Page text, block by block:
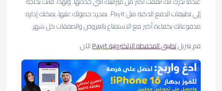
إلى تطبيقات الدفع الذكية مثل Payit. بمجرد حصولك عليها، يمكنك إدارة
مدفوعاتك بكفاءة أكبر مع الاستمتاع بالعروض والصفقات كل شهر.
قم بتنزيلتطبيق المحفظة الإلكترونيةPayitالآن.